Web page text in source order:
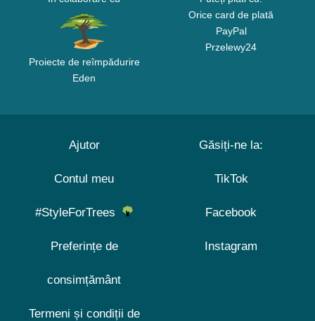
Proiecte de reîmpădurire
Eden
Orice card de plată
PayPal
Przelewy24
Ajutor
Contul meu
#StyleForTrees
Preferințe de
consimțământ
Termeni și condiții de
Găsiți-ne la:
TikTok
Facebook
Instagram